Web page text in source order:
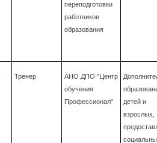
переподготовки
работников
образования
Тренер
АНО ДПО "Центр
обучения
Профессионал"
детей и
взрослых,